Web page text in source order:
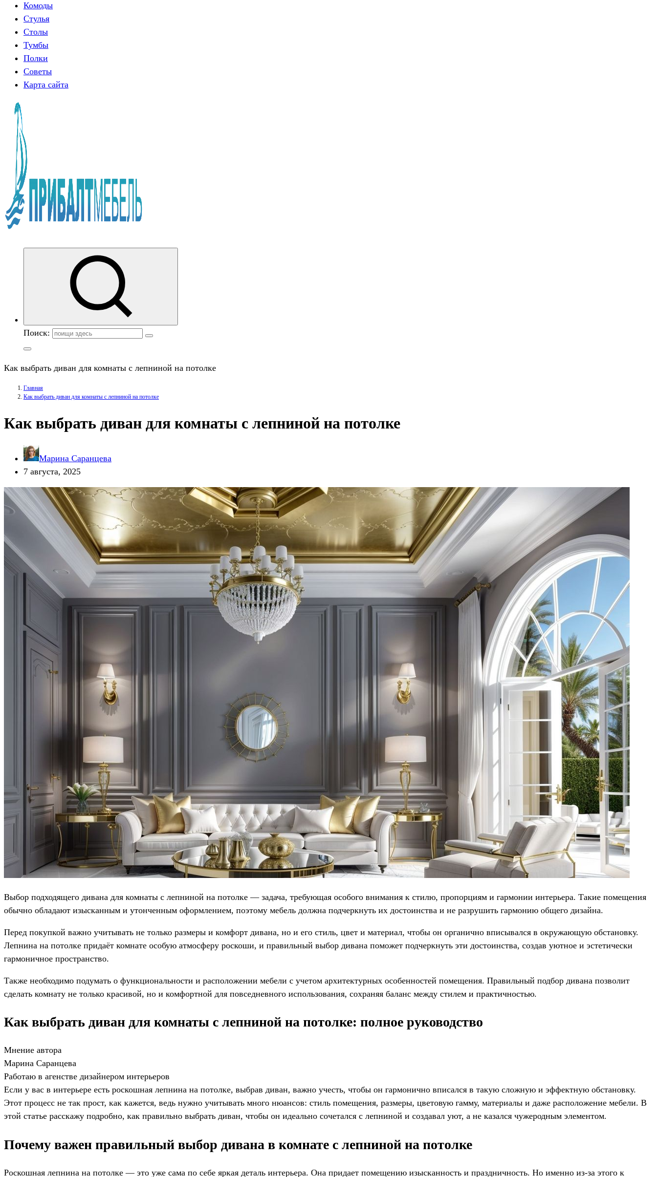
Комоды
Стулья
Столы
Тумбы
Полки
Советы
Карта сайта
Поиск:
Как выбрать диван для комнаты с лепниной на потолке
Главная
Как выбрать диван для комнаты с лепниной на потолке
Как выбрать диван для комнаты с лепниной на потолке
Марина Саранцева
7 августа, 2025
Выбор подходящего дивана для комнаты с лепниной на потолке — задача, требующая особого внимания к стилю, пропорциям и гармонии интерьера. Такие помещения
обычно обладают изысканным и утонченным оформлением, поэтому мебель должна подчеркнуть их достоинства и не разрушить гармонию общего дизайна.
Перед покупкой важно учитывать не только размеры и комфорт дивана, но и его стиль, цвет и материал, чтобы он органично вписывался в окружающую обстановку.
Лепнина на потолке придаёт комнате особую атмосферу роскоши, и правильный выбор дивана поможет подчеркнуть эти достоинства, создав уютное и эстетически
гармоничное пространство.
Также необходимо подумать о функциональности и расположении мебели с учетом архитектурных особенностей помещения. Правильный подбор дивана позволит
сделать комнату не только красивой, но и комфортной для повседневного использования, сохраняя баланс между стилем и практичностью.
Как выбрать диван для комнаты с лепниной на потолке: полное руководство
Мнение автора
Марина Саранцева
Работаю в агенстве дизайнером интерьеров
Если у вас в интерьере есть роскошная лепнина на потолке, выбрав диван, важно учесть, чтобы он гармонично вписался в такую сложную и эффектную обстановку.
Этот процесс не так прост, как кажется, ведь нужно учитывать много нюансов: стиль помещения, размеры, цветовую гамму, материалы и даже расположение мебели. В
этой статье расскажу подробно, как правильно выбрать диван, чтобы он идеально сочетался с лепниной и создавал уют, а не казался чужеродным элементом.
Почему важен правильный выбор дивана в комнате с лепниной на потолке
Роскошная лепнина на потолке — это уже сама по себе яркая деталь интерьера. Она придает помещению изысканность и праздничность. Но именно из-за этого к